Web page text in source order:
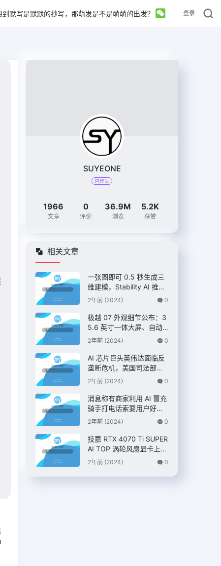
到默写是默默的抄写，那萌发是不是萌萌的出发？ 登录
SUYEONE
管理员
1966
文章
0
评论
36.9M
浏览
5.2K
获赞
相关文章
一张图即可 0.5 秒生成三
维建模，Stability AI 推出
“Stable Fast 3D”模型
2年前 (2024) 0
极越 07 外观细节公布：3
5.6 英寸一体大屏、自动
升降尾翼，定位 C 级纯电
2年前 (2024) 0
AI 芯片巨头英伟达面临反
垄断危机，美国司法部双
管齐下展开调查 – IT之家
2年前 (2024) 0
消息称有商家利用 AI 冒充
骑手打电话索要用户好
评，“平台考核”、“高温补
2年前 (2024) 0
技嘉 RTX 4070 Ti SUPER
AI TOP 涡轮风扇显卡上
市，7399 元
2年前 (2024) 0